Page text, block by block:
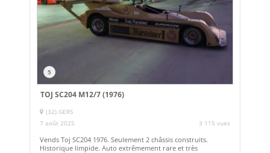
5
TOJ SC204 M12/7 (1976)
(32) GERS
7 août 2025
3 115 vues
Vends Toj SC204 1976. Seulement 2 châssis construits.
Historique limpide. Auto extrêmement rare et très